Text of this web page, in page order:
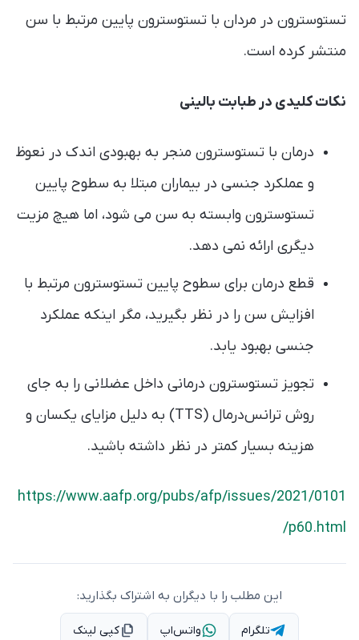
تستوسترون در مردان با تستوسترون پایین مرتبط با سن
منتشر کرده است.
نکات کلیدی در طبابت بالینی
درمان با تستوسترون منجر به بهبودی اندک در نعوظ
و عملکرد جنسی در بیماران مبتلا به سطوح پایین
تستوسترون وابسته به سن می شود، اما هیچ مزیت
دیگری ارائه نمی دهد.
قطع درمان برای سطوح پایین تستوسترون مرتبط با
افزایش سن را در نظر بگیرید، مگر اینکه عملکرد
جنسی بهبود یابد.
تجویز تستوسترون درمانی داخل عضلانی را به جای
روش ترانس‌درمال (TTS) به دلیل مزایای یکسان و
هزینه بسیار کمتر در نظر داشته باشید.
https://www.aafp.org/pubs/afp/issues/2021/0101
/p60.html
این مطلب را با دیگران به اشتراک بگذارید:
تلگرام واتس‌اپ کپی لینک